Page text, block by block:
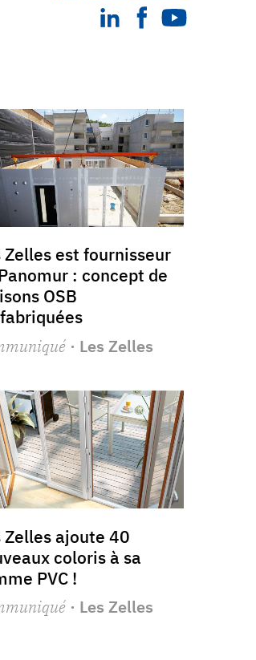
Zelles est fournisseur
: concept de
OSB
· Les Zelles
Zelles ajoute 40
coloris à sa
PVC !
· Les Zelles